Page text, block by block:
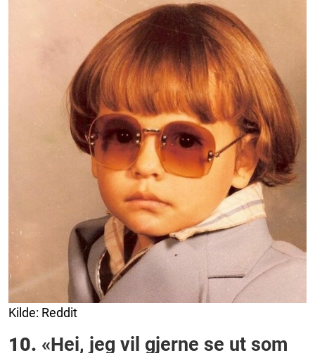
Kilde: Reddit
10. «Hei, jeg vil gjerne se ut som